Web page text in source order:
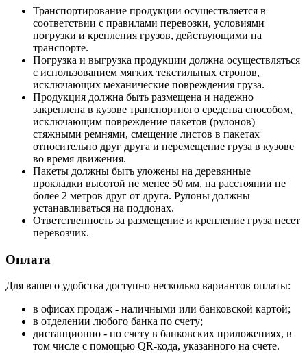
Транспортирование продукции осуществляется в
соответствии с правилами перевозки, условиями
погрузки и крепления грузов, действующими на
транспорте.
Погрузка и выгрузка продукции должна осуществляться
с использованием мягких текстильных стропов,
исключающих механические повреждения груза.
Продукция должна быть размещена и надежно
закреплена в кузове транспортного средства способом,
исключающим повреждение пакетов (рулонов)
стяжными ремнями, смещение листов в пакетах
относительно друг друга и перемещение груза в кузове
во время движения.
Пакеты должны быть уложены на деревянные
прокладки высотой не менее 50 мм, на расстоянии не
более 2 метров друг от друга. Рулоны должны
устанавливаться на поддонах.
Ответственность за размещение и крепление груза несет
перевозчик.
Оплата
Для вашего удобства доступно несколько вариантов оплаты:
в офисах продаж - наличными или банковской картой;
в отделении любого банка по счету;
дистанционно - по счету в банковских приложениях, в
том числе с помощью QR-кода, указанного на счете.